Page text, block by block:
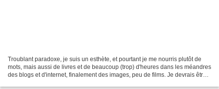
Troublant paradoxe, je suis un esthète, et pourtant je me nourris plutôt de
mots, mais aussi de livres et de beaucoup (trop) d'heures dans les méandres
des blogs et d'internet, finalement des images, peu de films. Je devrais être